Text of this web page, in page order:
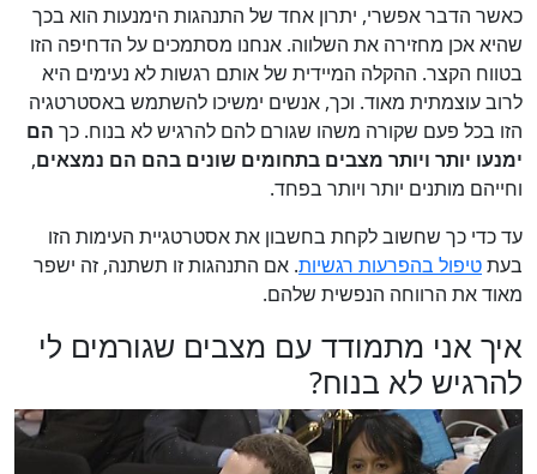
כאשר הדבר אפשרי, יתרון אחד של התנהגות הימנעות הוא בכך
שהיא אכן מחזירה את השלווה. אנחנו מסתמכים על הדחיפה הזו
בטווח הקצר. ההקלה המיידית של אותם רגשות לא נעימים היא
לרוב עוצמתית מאוד. וכך, אנשים ימשיכו להשתמש באסטרטגיה
הזו בכל פעם שקורה משהו שגורם להם להרגיש לא בנוח. כך הם
ימנעו יותר ויותר מצבים בתחומים שונים בהם הם נמצאים,
וחייהם מותנים יותר ויותר בפחד.
עד כדי כך שחשוב לקחת בחשבון את אסטרטגיית העימות הזו
בעתטיפול בהפרעות רגשיות. אם התנהגות זו תשתנה, זה ישפר
מאוד את הרווחה הנפשית שלהם.
איך אני מתמודד עם מצבים שגורמים לי
להרגיש לא בנוח?